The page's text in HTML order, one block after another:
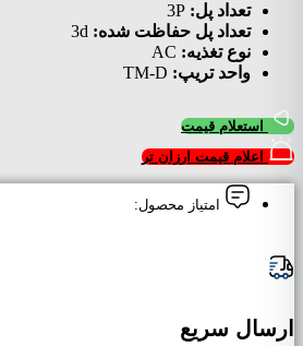
تعداد پل:
تعداد پل حفاظت شده:
نوع تغذیه:
واحد تریپ:
استعلام قیمت
اعلام قیمت ارزان تر
امتیاز محصول:
ارسال سریع